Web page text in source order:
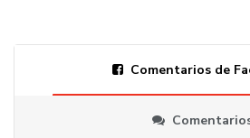
Comentarios de